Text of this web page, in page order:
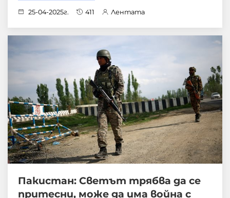
25-04-2025г. 411 Лентата
Пакистан: Светът трябва да се
притесни, може да има война с